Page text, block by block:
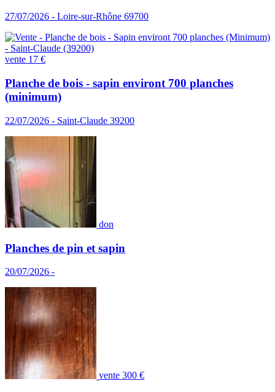
27/07/2026 - Loire-sur-Rhône 69700
vente 17 €
Planche de bois - sapin environt 700 planches
(minimum)
22/07/2026 - Saint-Claude 39200
don
Planches de pin et sapin
20/07/2026 -
vente300 €